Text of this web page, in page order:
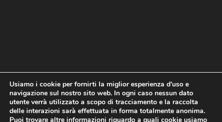
Home Statuto e bilancio
Contatti
Privacy
Cookie Child Protection Policy
Usiamo i cookie per fornirti la miglior esperienza d'uso e
navigazione sul nostro sito web. In ogni caso nessun dato
utente verrà utilizzato a scopo di tracciamento e la raccolta
delle interazioni sarà effettuata in forma totalmente anonima.
Puoi trovare altre informazioni riguardo a quali cookie usiamo